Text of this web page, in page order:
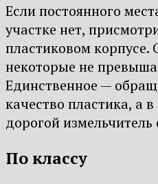
Если постоянного
участке нет,
пластиковом
некоторые не
Единственное —
качество пластика, а
дорогой измельчитель
По классу